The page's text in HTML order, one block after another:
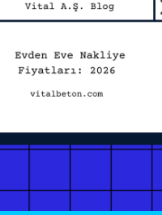
Posted by
Webmaster